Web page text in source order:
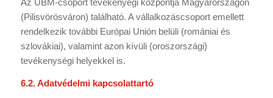
Az UBM-csoport tevékenyégi központja Magyarországon
(Pilisvörösváron) található. A vállalkozáscsoport emellett
rendelkezik további Európai Unión belüli (romániai és
szlovákiai), valamint azon kívüli (oroszországi)
tevékenységi helyekkel is.
6.2. Adatvédelmi kapcsolattartó